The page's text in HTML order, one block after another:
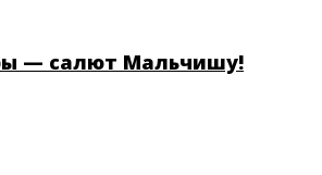
— салют Мальчишу!